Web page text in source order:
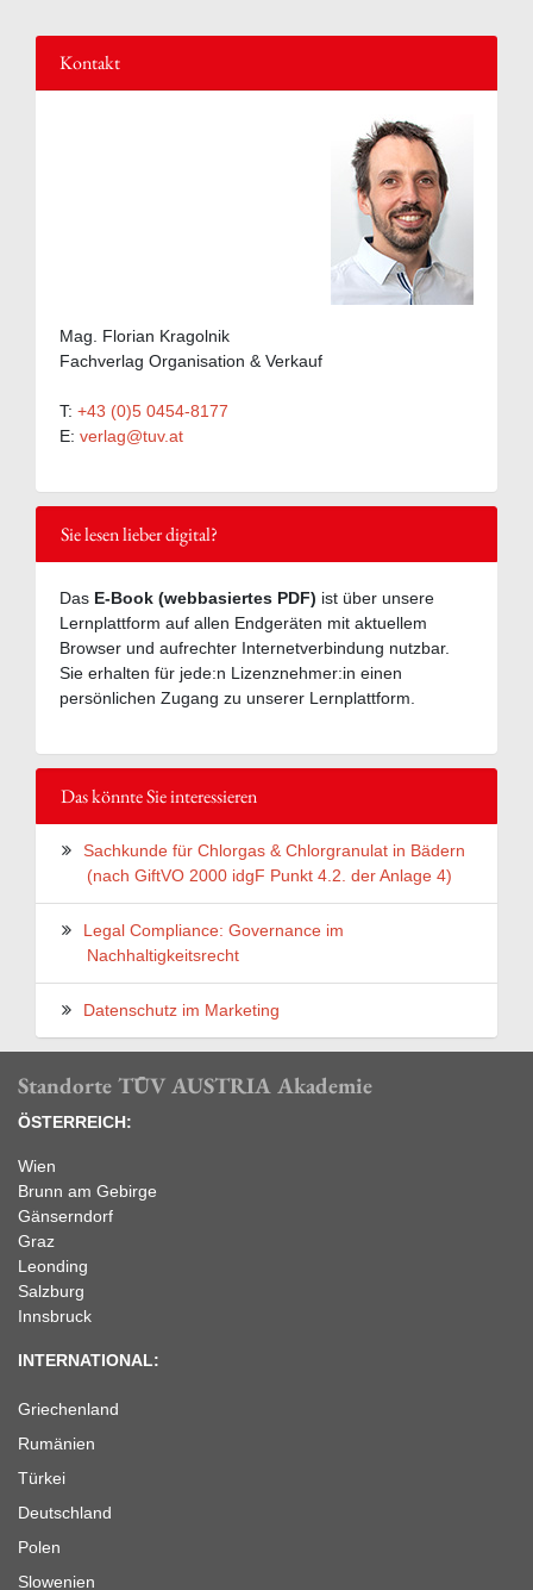
Kontakt
Mag. Florian Kragolnik
Fachverlag Organisation & Verkauf
T: +43 (0)5 0454-8177
E: verlag@tuv.at
Sie lesen lieber digital?
Das E-Book (webbasiertes PDF) ist über unsere
Lernplattform auf allen Endgeräten mit aktuellem
Browser und aufrechter Internetverbindung nutzbar.
Sie erhalten für jede:n Lizenznehmer:in einen
persönlichen Zugang zu unserer Lernplattform.
Das könnte Sie interessieren
Sachkunde für Chlorgas & Chlorgranulat in Bädern
(nach GiftVO 2000 idgF Punkt 4.2. der Anlage 4)
Legal Compliance: Governance im
Nachhaltigkeitsrecht
Datenschutz im Marketing
Standorte TÜV AUSTRIA Akademie
ÖSTERREICH:
Wien
Brunn am Gebirge
Gänserndorf
Graz
Leonding
Salzburg
Innsbruck
INTERNATIONAL:
Griechenland
Rumänien
Türkei
Deutschland
Polen
Slowenien